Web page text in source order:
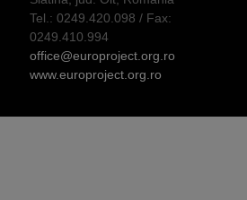
Tel.: 0249.420.098 / Fax:
0249.410.994
office@europroject.org.ro
www.europroject.org.ro